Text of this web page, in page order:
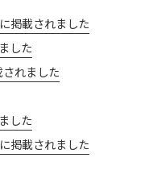
掲載されました
した
れました
した
掲載されました